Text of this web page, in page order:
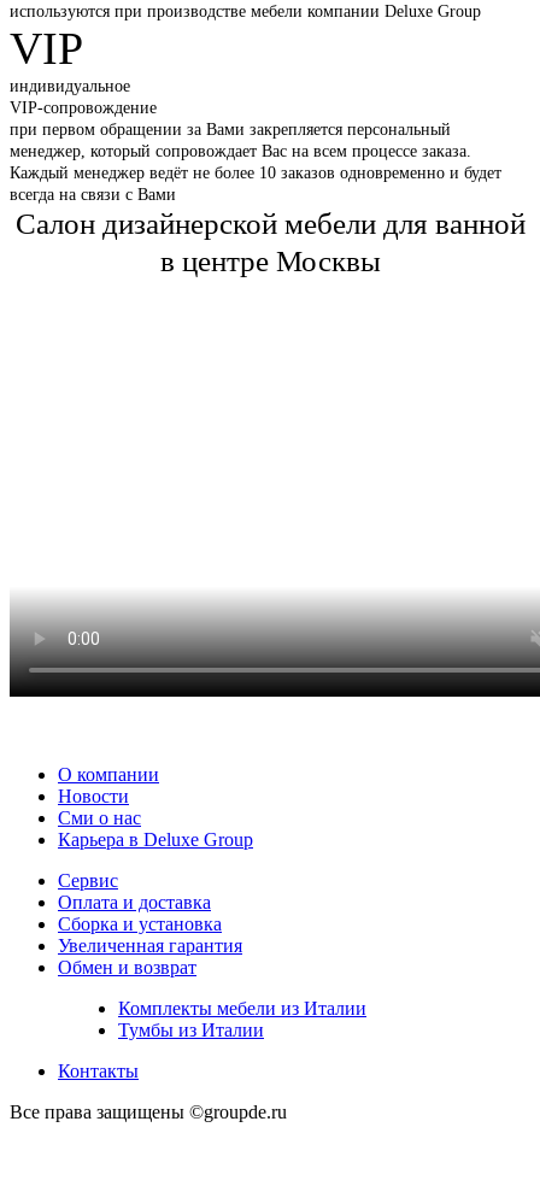
используются при производстве мебели компании Deluxe Group
VIP
индивидуальное
VIP-сопровождение
при первом обращении за Вами закрепляется персональный
менеджер, который сопровождает Вас на всем процессе заказа.
Каждый менеджер ведёт не более 10 заказов одновременно и будет
всегда на связи с Вами
Салон дизайнерской мебели для ванной
в центре Москвы
О компании
Новости
Сми о нас
Карьера в Deluxe Group
Сервис
Оплата и доставка
Сборка и установка
Увеличенная гарантия
Обмен и возврат
Комплекты мебели из Италии
Тумбы из Италии
Контакты
Все права защищены ©groupde.ru